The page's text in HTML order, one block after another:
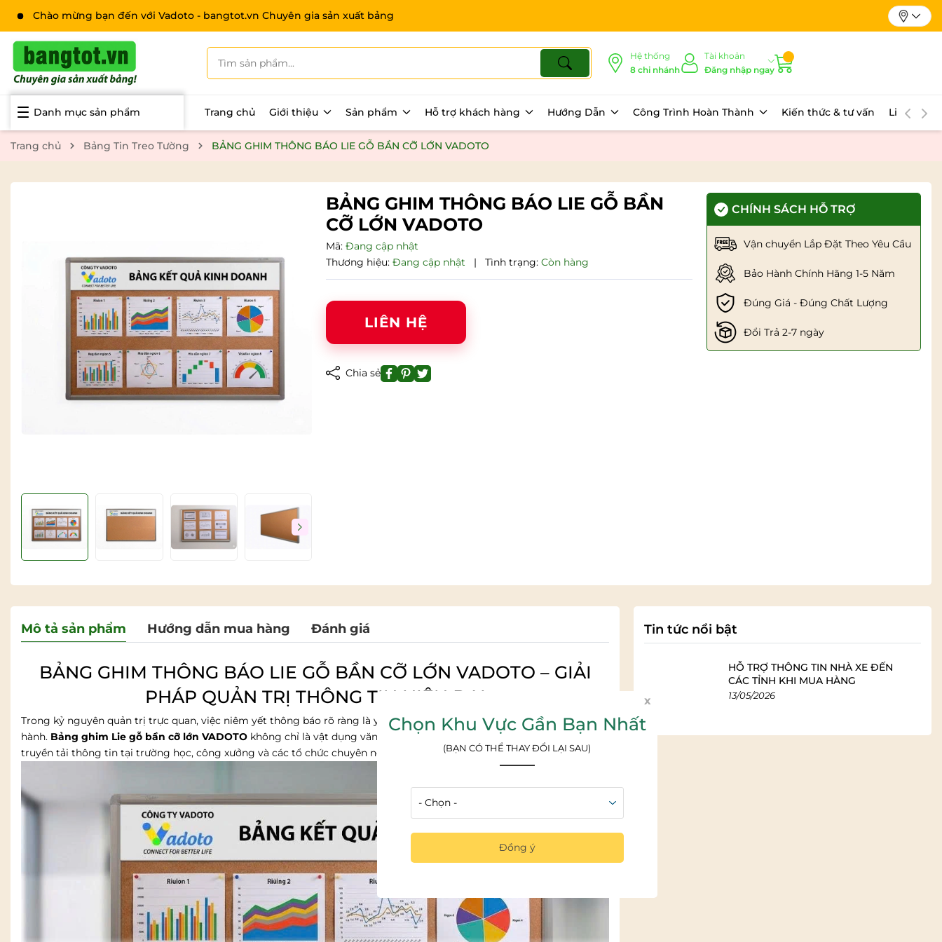
Chào mừng bạn đến với Vadoto - bangtot.vn Chuyên gia sản xuất bảng
Hệ thống
8 chi nhánh
Tài khoản
Đăng nhập ngay
Danh mục sản phẩm Trang chủ Giới thiệu Sản phẩm Hỗ trợ khách hàng Hướng Dẫn Công Trình Hoàn Thành Kiến thức & tư vấn Liên hệ
Trang chủ Bảng Tin Treo Tường BẢNG GHIM THÔNG BÁO LIE GỖ BẦN CỠ LỚN VADOTO
BẢNG GHIM THÔNG BÁO LIE GỖ BẦN
CỠ LỚN VADOTO
Mã: Đang cập nhật
Thương hiệu: Đang cập nhật | Tình trạng: Còn hàng
LIÊN HỆ
Chia sẻ
CHÍNH SÁCH HỖ TRỢ
Vận chuyển Lắp Đặt Theo Yêu Cầu
Bảo Hành Chính Hãng 1-5 Năm
Đúng Giá - Đúng Chất Lượng
Đổi Trả 2-7 ngày
Mô tả sản phẩm Hướng dẫn mua hàng Đánh giá
BẢNG GHIM THÔNG BÁO LIE GỖ BẦN CỠ LỚN VADOTO – GIẢI
PHÁP QUẢN TRỊ THÔNG TIN HIỆN ĐẠI
Trong kỷ nguyên quản trị trực quan, việc niêm yết thông báo rõ ràng là yếu tố then chốt giúp nâng cao hiệu suất vận
hành. Bảng ghim Lie gỗ bần cỡ lớn VADOTO không chỉ là vật dụng văn phòng, mà còn là công cụ đắc lực hỗ trợ
truyền tải thông tin tại trường học, công xưởng và các tổ chức chuyên nghiệp.
Tin tức nổi bật
HỖ TRỢ THÔNG TIN NHÀ XE ĐẾN
CÁC TỈNH KHI MUA HÀNG
13/05/2026
x
Chọn Khu Vực Gần Bạn Nhất
(BẠN CÓ THỂ THAY ĐỔI LẠI SAU)
Đồng ý